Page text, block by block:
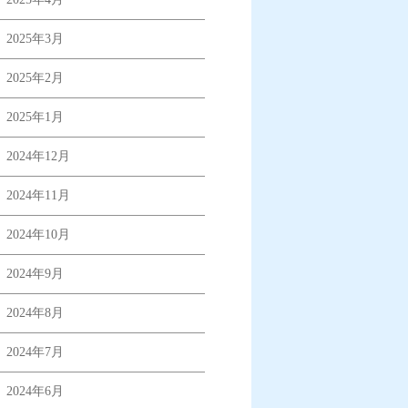
2025年3月
2025年2月
2025年1月
2024年12月
2024年11月
2024年10月
2024年9月
2024年8月
2024年7月
2024年6月